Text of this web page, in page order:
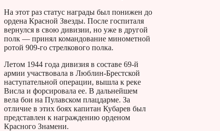
На этот раз статус награды был понижен до
ордена Красной Звезды. После госпиталя
вернулся в свою дивизии, но уже в другой
полк — принял командование минометной
ротой 909-го стрелкового полка.
Летом 1944 года дивизия в составе 69-й
армии участвовала в Люблин-Брестской
наступательной операции, вышла к реке
Висла и форсировала ее. В дальнейшем
вела бои на Пулавском плацдарме. За
отличие в этих боях капитан Кубарев был
представлен к награждению орденом
Красного Знамени.